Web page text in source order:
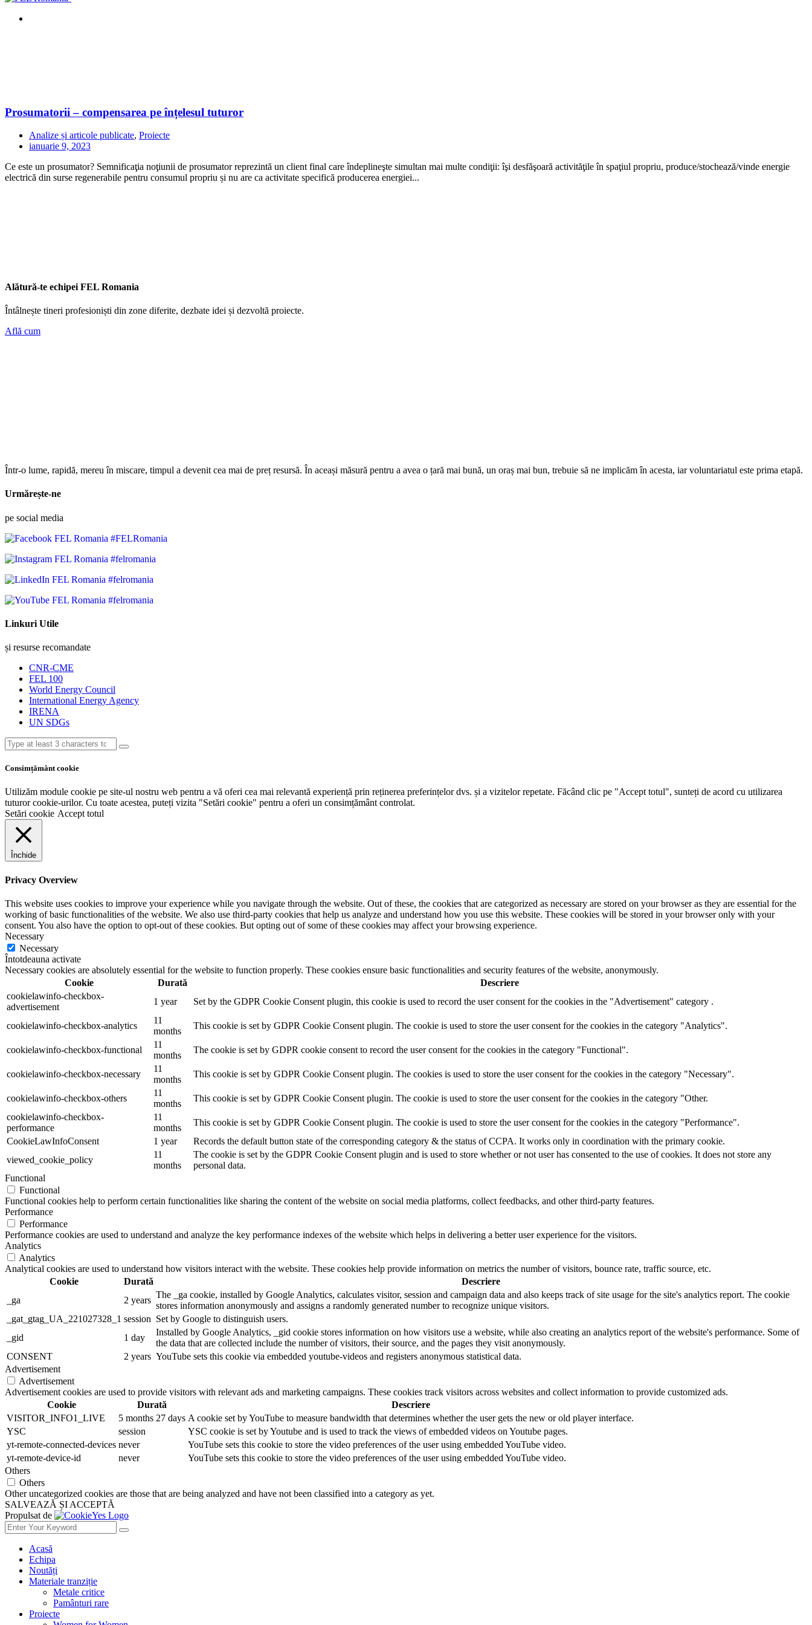
Prosumatorii – compensarea pe înțelesul tuturor
Analize și articole publicate, Proiecte
ianuarie 9, 2023
Ce este un prosumator? Semnificaţia noţiunii de prosumator reprezintă un client final care îndeplineşte simultan mai multe condiţii: îşi desfăşoară activităţile în spaţiul propriu, produce/stochează/vinde energie
electrică din surse regenerabile pentru consumul propriu și nu are ca activitate specifică producerea energiei...
Alătură-te echipei FEL Romania
Întâlnește tineri profesioniști din zone diferite, dezbate idei și dezvoltă proiecte.
Află cum
Într-o lume, rapidă, mereu în miscare, timpul a devenit cea mai de preț resursă. În aceași măsură pentru a avea o țară mai bună, un oraș mai bun, trebuie să ne implicăm în acesta, iar voluntariatul este prima etapă.
Urmărește-ne
pe social media
#FELRomania
#felromania
#felromania
#felromania
Linkuri Utile
și resurse recomandate
CNR-CME
FEL 100
World Energy Council
International Energy Agency
IRENA
UN SDGs
Consimțământ cookie
Utilizăm module cookie pe site-ul nostru web pentru a vă oferi cea mai relevantă experiență prin reținerea preferințelor dvs. și a vizitelor repetate. Făcând clic pe "Accept totul", sunteți de acord cu utilizarea
tuturor cookie-urilor. Cu toate acestea, puteți vizita "Setări cookie" pentru a oferi un consimțământ controlat.
Setări cookie Accept totul
Închide
Privacy Overview
This website uses cookies to improve your experience while you navigate through the website. Out of these, the cookies that are categorized as necessary are stored on your browser as they are essential for the
working of basic functionalities of the website. We also use third-party cookies that help us analyze and understand how you use this website. These cookies will be stored in your browser only with your
consent. You also have the option to opt-out of these cookies. But opting out of some of these cookies may affect your browsing experience.
Necessary
Necessary
Întotdeauna activate
Necessary cookies are absolutely essential for the website to function properly. These cookies ensure basic functionalities and security features of the website, anonymously.
Cookie
Durată
Descriere
cookielawinfo-checkbox-
advertisement
1 year Set by the GDPR Cookie Consent plugin, this cookie is used to record the user consent for the cookies in the "Advertisement" category .
cookielawinfo-checkbox-analytics
11
months
This cookie is set by GDPR Cookie Consent plugin. The cookie is used to store the user consent for the cookies in the category "Analytics".
cookielawinfo-checkbox-functional
11
months
The cookie is set by GDPR cookie consent to record the user consent for the cookies in the category "Functional".
cookielawinfo-checkbox-necessary
11
months
This cookie is set by GDPR Cookie Consent plugin. The cookies is used to store the user consent for the cookies in the category "Necessary".
cookielawinfo-checkbox-others
11
months
This cookie is set by GDPR Cookie Consent plugin. The cookie is used to store the user consent for the cookies in the category "Other.
cookielawinfo-checkbox-
performance
11
months
This cookie is set by GDPR Cookie Consent plugin. The cookie is used to store the user consent for the cookies in the category "Performance".
CookieLawInfoConsent
1 year
Records the default button state of the corresponding category & the status of CCPA. It works only in coordination with the primary cookie.
viewed_cookie_policy
11
months
The cookie is set by the GDPR Cookie Consent plugin and is used to store whether or not user has consented to the use of cookies. It does not store any
personal data.
Functional
Functional
Functional cookies help to perform certain functionalities like sharing the content of the website on social media platforms, collect feedbacks, and other third-party features.
Performance
Performance
Performance cookies are used to understand and analyze the key performance indexes of the website which helps in delivering a better user experience for the visitors.
Analytics
Analytics
Analytical cookies are used to understand how visitors interact with the website. These cookies help provide information on metrics the number of visitors, bounce rate, traffic source, etc.
Cookie
Durată
Descriere
_ga
2 years
The _ga cookie, installed by Google Analytics, calculates visitor, session and campaign data and also keeps track of site usage for the site's analytics report. The cookie
stores information anonymously and assigns a randomly generated number to recognize unique visitors.
_gat_gtag_UA_221027328_1 session Set by Google to distinguish users.
_gid
1 day
Installed by Google Analytics, _gid cookie stores information on how visitors use a website, while also creating an analytics report of the website's performance. Some of
the data that are collected include the number of visitors, their source, and the pages they visit anonymously.
CONSENT
2 years YouTube sets this cookie via embedded youtube-videos and registers anonymous statistical data.
Advertisement
Advertisement
Advertisement cookies are used to provide visitors with relevant ads and marketing campaigns. These cookies track visitors across websites and collect information to provide customized ads.
Cookie
Durată
Descriere
VISITOR_INFO1_LIVE
5 months 27 days A cookie set by YouTube to measure bandwidth that determines whether the user gets the new or old player interface.
YSC
session
YSC cookie is set by Youtube and is used to track the views of embedded videos on Youtube pages.
yt-remote-connected-devices never
YouTube sets this cookie to store the video preferences of the user using embedded YouTube video.
yt-remote-device-id
never
YouTube sets this cookie to store the video preferences of the user using embedded YouTube video.
Others
Others
Other uncategorized cookies are those that are being analyzed and have not been classified into a category as yet.
SALVEAZĂ ȘI ACCEPTĂ
Propulsat de
Acasă
Echipa
Noutăți
Materiale tranziție
Metale critice
Pamânturi rare
Proiecte